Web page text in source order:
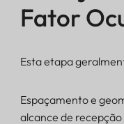
Fator
Esta etapa
Espaçamento e
alcance de